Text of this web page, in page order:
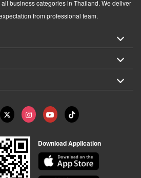
business categories in Thailand. We deliver
from professional team.
Download Application